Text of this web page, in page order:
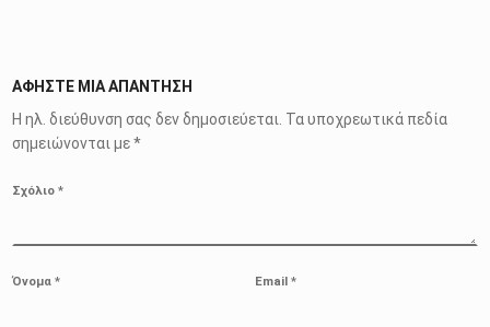
ΑΦΉΣΤΕ ΜΙΑ ΑΠΆΝΤΗΣΗ
Η ηλ. διεύθυνση σας δεν δημοσιεύεται. Τα υποχρεωτικά πεδία
σημειώνονται με*
Σχόλιο*
Όνομα* Email *